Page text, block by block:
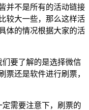
并不是所有的活动链接
较大一些，那么这样活
体的情况根据大家的活
要了解的是选择微信
票还是软件进行刷票，
需要注意下，刷票的